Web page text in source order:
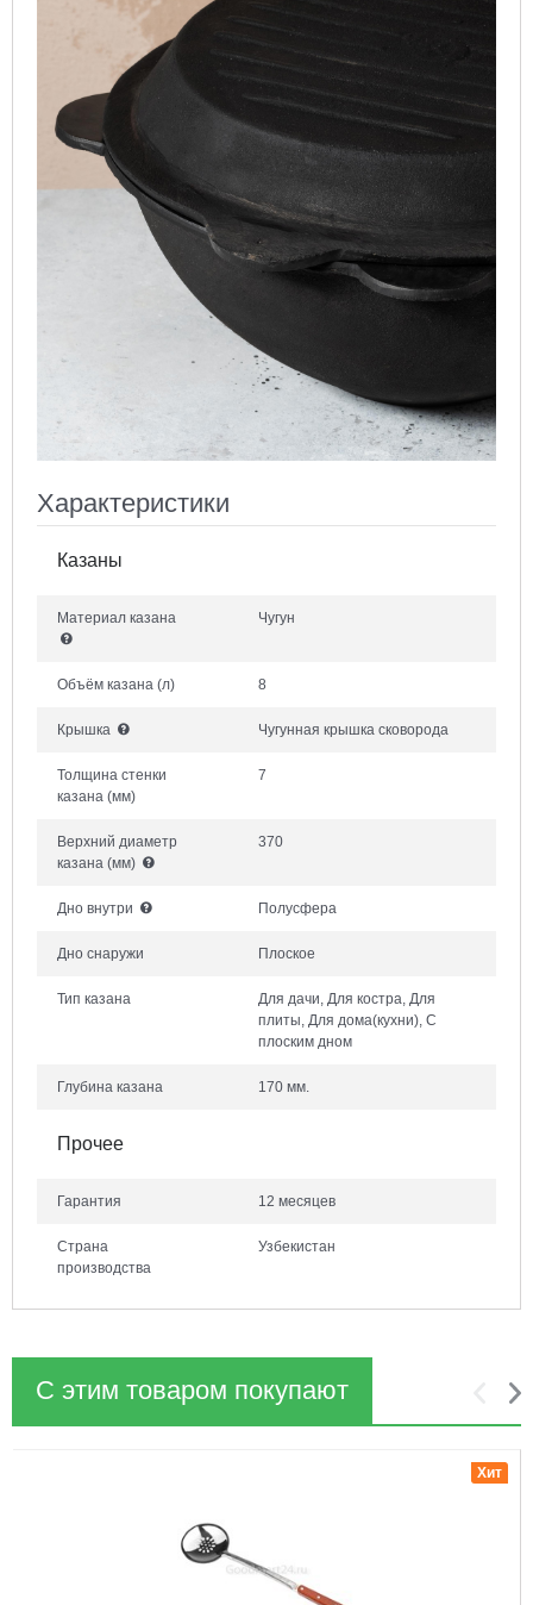
Характеристики
Казаны
Материал казана Чугун
Объём казана (л) 8
Крышка Чугунная крышка сковорода
Толщина стенки
казана (мм)
7
Верхний диаметр
казана (мм)
370
Дно внутри Полусфера
Дно снаружи Плоское
Тип казана
Для дачи, Для костра, Для
плиты, Для дома(кухни), С
плоским дном
Глубина казана 170 мм.
Прочее
Гарантия 12 месяцев
Страна
производства
Узбекистан
С этим товаром покупают
Хит